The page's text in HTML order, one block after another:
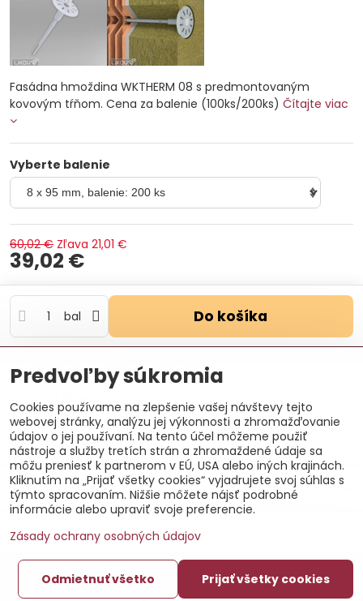
Fasádna hmoždina WKTHERM 08 s predmontovaným
kovovým tŕňom. Cena za balenie (100ks/200ks) Čítajte viac
Vyberte balenie
60,02 € Zľava 21,01 €
39,02 €
bal Do košíka
Otázka k produktu
Doručenia
Výrobca:
Likov s.r.o.
Popis
Recenzie 0
©2026
Copyright
Zásady ochrany osobných údajov
Predvoľby súkromia
Cookies používame na zlepšenie vašej návštevy tejto
webovej stránky, analýzu jej výkonnosti a zhromažďovanie
údajov o jej používaní. Na tento účel môžeme použiť
nástroje a služby tretích strán a zhromaždené údaje sa
môžu preniesť k partnerom v EÚ, USA alebo iných krajinách.
Kliknutím na „Prijať všetky cookies“ vyjadrujete svoj súhlas s
týmto spracovaním. Nižšie môžete nájsť podrobné
informácie alebo upraviť svoje preferencie.
Zásady ochrany osobných údajov
Prijať všetky cookies
Odmietnuť všetko